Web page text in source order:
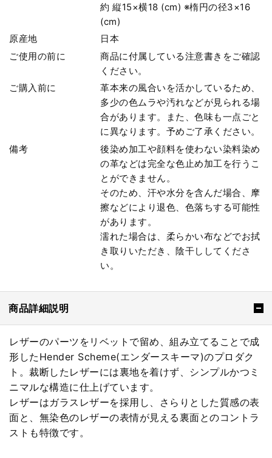
約 縦15×横18 (cm) ※楕円の径3×16
(cm)
原産地
日本
ご使用の前に
商品に付属している注意書きをご確認
ください。
ご購入前に
革本来の風合いを活かしているため、
多少の色ムラや汚れなどが見られる場
合があります。また、色味も一点ごと
に異なります。予めご了承ください。
備考
後染め加工や顔料を使わない染料染め
の革などは完全な色止め加工を行うこ
とができません。
そのため、汗や水分を含んだ場合、摩
擦などにより退色、色落ちする可能性
があります。
濡れた場合は、柔らかい布などでお拭
き取りいただき、陰干ししてくださ
い。
商品詳細説明
レザーのパーツをリベットで留め、組み立てることで成
形したHender Scheme(エンダースキーマ)のプロダク
ト。裁断したレザーには裏地を着けず、シンプルかつミ
ニマルな構造に仕上げています。
レザーはガラスレザーを採用し、さらりとした質感の表
面と、無染色のレザーの表情が見える裏面とのコントラ
ストも特徴です。